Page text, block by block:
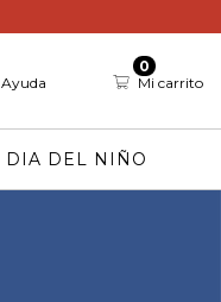
Ayuda Mi carrito
0
DIA DEL NIÑO